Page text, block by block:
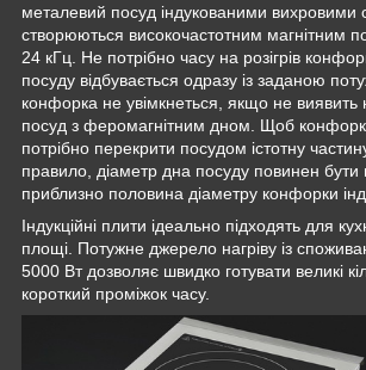
металевий посуд індукованими
створюються високочастотним магнітним
24 кГц. Не потрібно часу на розігрів
посуду відбувається одразу із заданою
конфорка не увімкнеться, якщо не виявить
посуд з феромагнітним дном. Щоб
потрібно перекрити посудом істотну
правило, діаметр дна посуду повинен
приблизно половина діаметру конфорки
Індукційні плити ідеально підходять для
площі. Потужне джерело нагріву із
5000 Вт дозволяє швидко готувати великі
короткий проміжок часу.